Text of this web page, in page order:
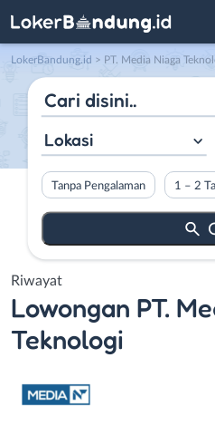
LokerBandung.id > PT. Media Niaga
Lokasi
Tanpa Pengalaman 1 – 2
Riwayat
Lowongan PT.
Teknologi